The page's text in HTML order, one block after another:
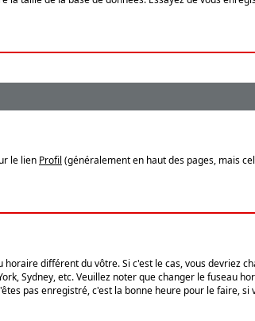
le lien Profil (généralement en haut des pages, mais
différent du vôtre. Si c'est le cas, vous devriez
Sydney, etc. Veuillez noter que changer le fuseau
pas enregistré, c'est la bonne heure pour le faire, si